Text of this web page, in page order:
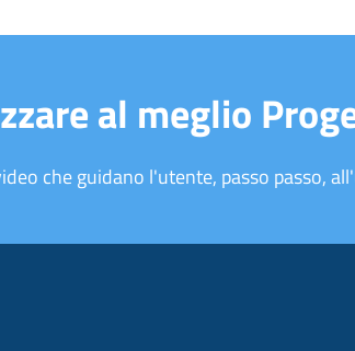
al meglio
che guidano l'utente, passo passo,